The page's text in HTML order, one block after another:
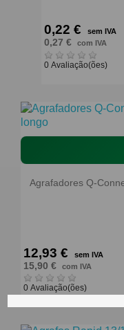
0,22 € sem IVA
0,27 € com IVA
0 Avaliação(ões)
Agrafadores Q-
12,93 € sem IVA
15,90 € com IVA
0 Avaliação(ões)